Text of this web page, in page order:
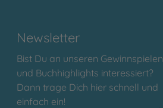
Newsletter
Bist Du an unseren Gewinnspielen
und Buchhighlights interessiert?
Dann trage Dich hier schnell und
einfach ein!